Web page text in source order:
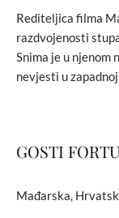
Rediteljica filma
razdvojenosti
Snima je u njenom
nevjesti u
GOSTI
Mađarska,